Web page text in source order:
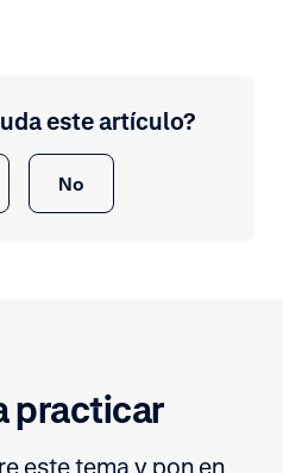
este artículo?
No
practicar